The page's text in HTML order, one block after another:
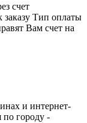
счет
заказу Тип оплаты
Вам счет на
и интернет-
по городу -